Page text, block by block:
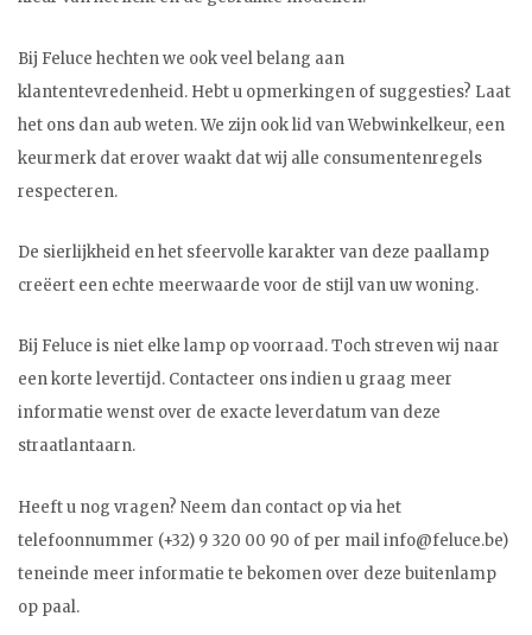
Bij Feluce hechten we ook veel belang aan
klantentevredenheid. Hebt u opmerkingen of suggesties? Laat
het ons dan aub weten. We zijn ook lid van Webwinkelkeur, een
keurmerk dat erover waakt dat wij alle consumentenregels
respecteren.
De sierlijkheid en het sfeervolle karakter van deze paallamp
creëert een echte meerwaarde voor de stijl van uw woning.
Bij Feluce is niet elke lamp op voorraad. Toch streven wij naar
een korte levertijd. Contacteer ons indien u graag meer
informatie wenst over de exacte leverdatum van deze
straatlantaarn.
Heeft u nog vragen? Neem dan contact op via het
telefoonnummer (+32) 9 320 00 90 of per mailinfo@feluce.be)
teneinde meer informatie te bekomen over deze buitenlamp
op paal.